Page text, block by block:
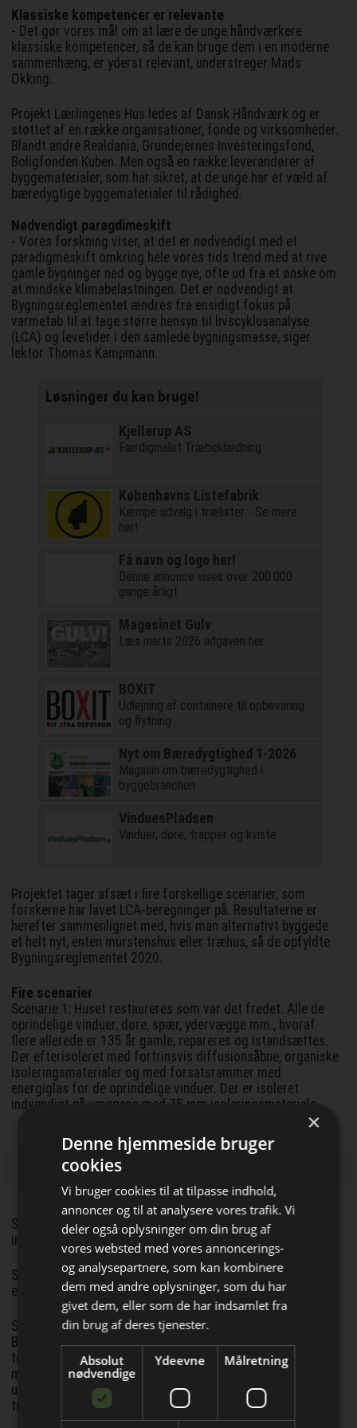
Bliv opdateret hver dag
Få de vigtigste nyheder om
byggebranchen
direkte i din indbakke
Klassiske kompetencer er relevante
- Det gør vores mål om at lære de unge håndværkere
klassiske kompetencer, så de kan bruge dem i en moderne
sammenhæng, er yderst relevant, understreger Mads
Okking.
Projekt Lærlingenes Hus ledes af Dansk Håndværk og er
støttet af en række organisationer, fonde og virksomheder.
Blandt andre Realdania, Grundejernes Investeringsfond,
Boligfonden Kuben. Men også en række leverandører af
byggematerialer, som har sikret, at de unge har et væld af
bæredygtige byggematerialer til rådighed.
Nødvendigt paragdimeskift
- Vores forskning viser, at det er nødvendigt med et
paradigmeskift omkring hele vores tids trend med at rive
gamle bygninger ned og bygge nye, ofte ud fra et ønske om
at mindske klimabelastningen. Det er nødvendigt at
Bygningsreglementet ændres fra ensidigt fokus på
varmetab til at tage større hensyn til livscyklusanalyse
(LCA) og levetider i den samlede bygningsmasse, siger
lektor Thomas Kampmann.
Løsninger du kan bruge!
Kjellerup AS
Færdigmalet Træbeklædning
Københavns Listefabrik
Kæmpe udvalg i trælister - Se mere
her!
Få navn og logo her!
Denne annonce vises over 200.000
gange årligt
Magasinet Gulv
Læs marts 2026 udgaven her
BOXIT
Udlejning af containere til opbevaring
og flytning
Nyt om Bæredygtighed 1-2026
Magasin om bæredygtighed i
byggebranchen
VinduesPladsen
Vinduer, døre, trapper og kviste
Projektet tager afsæt i fire forskellige scenarier, som
forskerne har lavet LCA-beregninger på. Resultaterne er
herefter sammenlignet med, hvis man alternativt byggede
et helt nyt, enten murstenshus eller træhus, så de opfyldte
Bygningsreglementet 2020.
Fire scenarier
Scenarie 1: Huset restaureres som var det fredet. Alle de
oprindelige vinduer, døre, spær, ydervægge mm., hvoraf
flere allerede er 135 år gamle, repareres og istandsættes.
Der efterisoleret med fortrinsvis diffusionsåbne, organiske
isoleringsmaterialer og med forsatsrammer med
energiglas for de oprindelige vinduer. Der er isoleret
indvendigt på væggene med 75 mm isoleringsmateriale.
Scenarie 1b: Som 1, men med 200 mm isoleringsmateriale
indvendigt på ydervægge og 40 mm på yderdørene.
Scenarie 1c: Som 1, men helt uden nogen form for
efterisolering eller forsatsvinduer.
Scenarie 2: Huset renoveres som hvis huset skulle opfylde
Bygningsreglementet 2018 med moderne materialer og
teknikker. Der isoleres med 300 mm indvendig
mineraluldsisolering og alle vinduer og yderdøre tænkes
udskiftet til nye tolags energiruder fremstillet i
træ/aluminium.
×
Denne hjemmeside bruger
cookies
Vi bruger cookies til at tilpasse indhold,
annoncer og til at analysere vores trafik. Vi
deler også oplysninger om din brug af
vores websted med vores annoncerings-
og analysepartnere, som kan kombinere
dem med andre oplysninger, som du har
givet dem, eller som de har indsamlet fra
din brug af deres tjenester.
Absolut
nødvendige
Ydeevne Målretning